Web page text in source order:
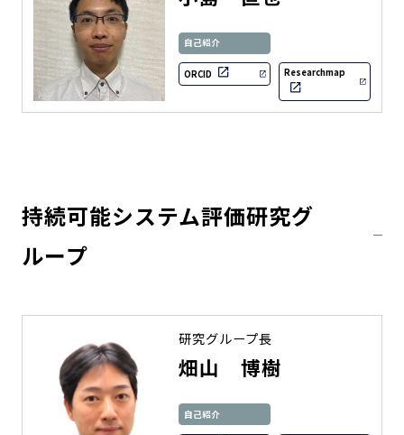
自己紹介
ORCID Researchmap
持続可能システム評価研究グ
ループ
研究グループ長
畑山 博樹
自己紹介